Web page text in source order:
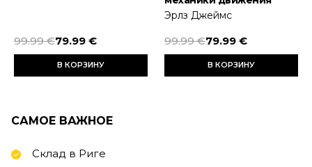
99.99 €79.99 €
В КОРЗИНУ
Эрлз Джеймс
99.99 €79.99 €
В КОРЗИНУ
САМОЕ ВАЖНОЕ
Склад в Риге